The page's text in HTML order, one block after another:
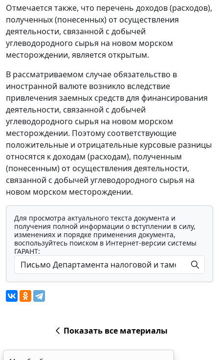
Отмечается также, что перечень доходов (расходов),
полученных (понесенных) от осуществления
деятельности, связанной с добычей
углеводородного сырья на новом морском
месторождении, является открытым.
В рассматриваемом случае обязательство в
иностранной валюте возникло вследствие
привлечения заемных средств для финансирования
деятельности, связанной с добычей
углеводородного сырья на новом морском
месторождении. Поэтому соответствующие
положительные и отрицательные курсовые разницы
относятся к доходам (расходам), полученным
(понесенным) от осуществления деятельности,
связанной с добычей углеводородного сырья на
новом морском месторождении.
Для просмотра актуального текста документа и
получения полной информации о вступлении в силу,
изменениях и порядке применения документа,
воспользуйтесь поиском в Интернет-версии системы
ГАРАНТ:
Показать все материалы
Мы обрабатываем локальные данные
браузера и используем инструменты
исследований и обзоров. Вы можете
настройках браузера. Пожалуйста,